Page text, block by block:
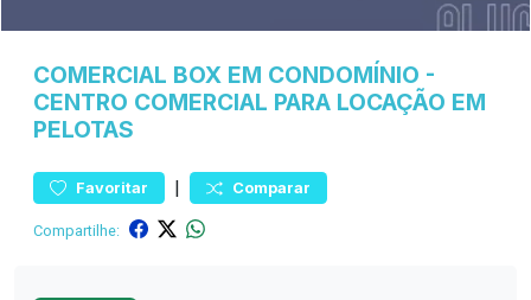
COMERCIAL BOX EM CONDOMÍNIO -
CENTRO COMERCIAL PARA LOCAÇÃO EM
PELOTAS
Favoritar | Comparar
Compartilhe: